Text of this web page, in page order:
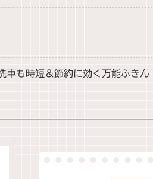
も時短＆節約に効く万能ふきん